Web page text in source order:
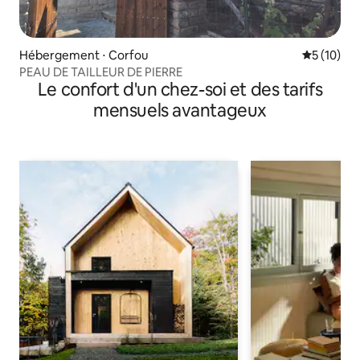
Hébergement ⋅ Corfou
5 (10)
PEAU DE TAILLEUR DE PIERRE
Le confort d'un chez-soi et des tarifs
mensuels avantageux